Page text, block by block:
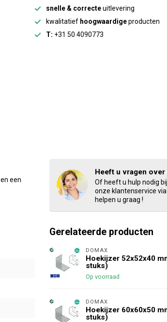
snelle & correcteuitlevering
kwalitatief hoogwaardigeproducten
T: +31 50 4090773
en een
Heeft u vragen
Of heeft u hulp nodig
onze klantenservice via
helpen u graag !
Gerelateerde producten
DOMAX
Hoekijzer 52x52x40
stuks)
Op voorraad
DOMAX
Hoekijzer 60x60x50
stuks)